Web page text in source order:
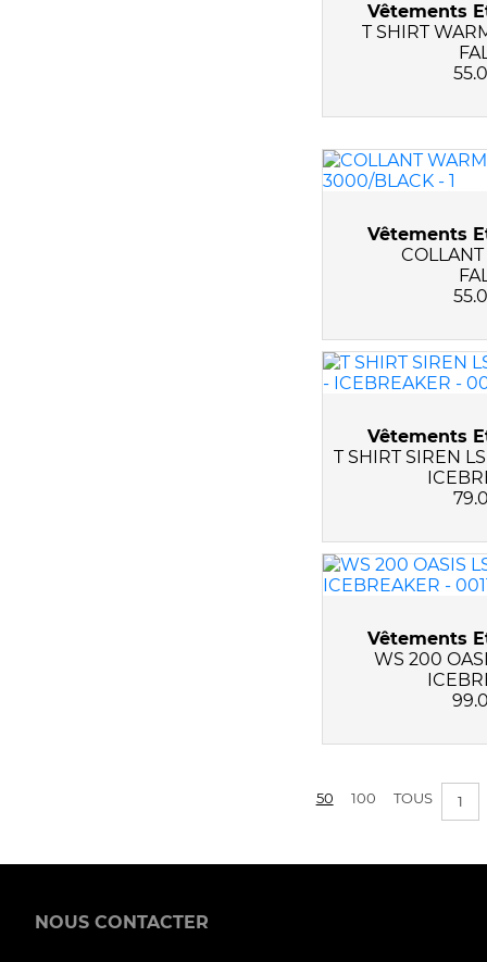
Vêtements
T SHIRT
Vêtements
Vêtements
T SHIRT SIREN
Vêtements
WS 200
50 100 TOUS 1
NOUS CONTACTER